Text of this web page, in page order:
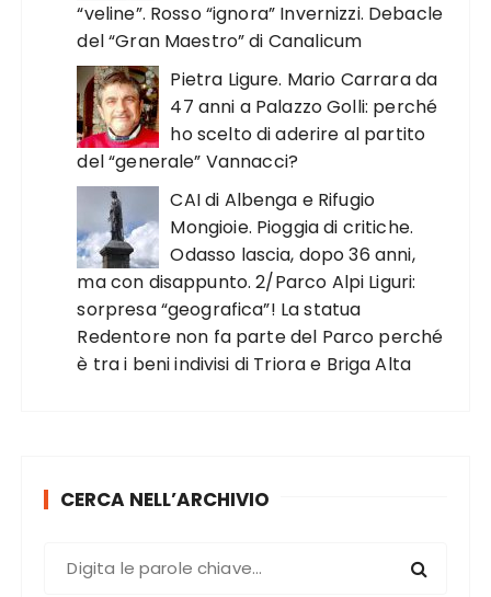
“veline”. Rosso “ignora” Invernizzi. Debacle
del “Gran Maestro” di Canalicum
Pietra Ligure. Mario Carrara da
47 anni a Palazzo Golli: perché
ho scelto di aderire al partito
del “generale” Vannacci?
CAI di Albenga e Rifugio
Mongioie. Pioggia di critiche.
Odasso lascia, dopo 36 anni,
ma con disappunto. 2/Parco Alpi Liguri:
sorpresa “geografica”! La statua
Redentore non fa parte del Parco perché
è tra i beni indivisi di Triora e Briga Alta
CERCA NELL’ARCHIVIO